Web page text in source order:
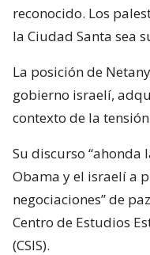
reconocido. Los
la Ciudad Santa sea
La posición de
gobierno israelí,
contexto de la
Su discurso “ahonda
Obama y el israelí a
negociaciones” de
Centro de Estudios
(CSIS).